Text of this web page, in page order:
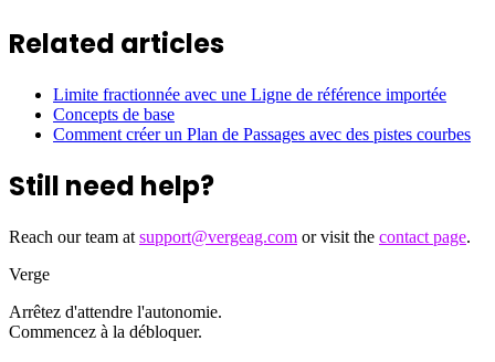
Related articles
Limite fractionnée avec une Ligne de référence importée
Concepts de base
Comment créer un Plan de Passages avec des pistes courbes
Still need help?
Reach our team at support@vergeag.com or visit the contact page.
Verge
Arrêtez d'attendre l'autonomie.
Commencez à la débloquer.